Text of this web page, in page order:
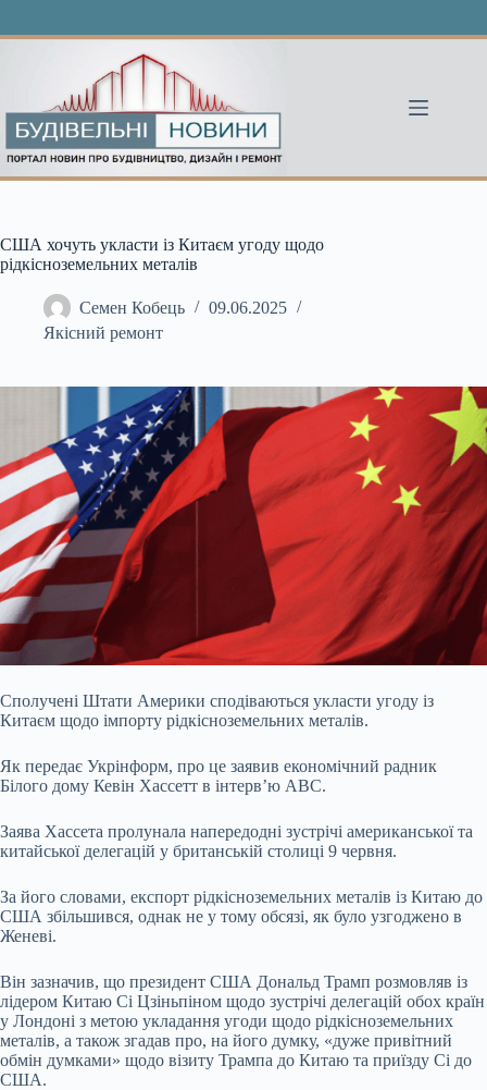
США хочуть укласти із Китаєм угоду щодо
рідкісноземельних металів
Семен Кобець
09.06.2025
Якісний ремонт
Сполучені Штати Америки сподіваються укласти угоду із
Китаєм щодо імпорту рідкісноземельних металів.
Як передає Укрінформ, про це заявив економічний радник
Білого дому Кевін Хассетт в інтерв’ю АВС.
Заява Хассета пролунала напередодні зустрічі американської та
китайської делегацій у британській столиці 9 червня.
За його словами, експорт рідкісноземельних металів із Китаю до
США збільшився, однак не у тому обсязі, як було узгоджено в
Женеві.
Він зазначив, що президент США Дональд Трамп розмовляв із
лідером Китаю Сі Цзіньпіном щодо зустрічі делегацій обох країн
у Лондоні з метою укладання угоди щодо рідкісноземельних
металів, а також згадав про, на його думку, «дуже привітний
обмін думками» щодо візиту Трампа до Китаю та приїзду Сі до
США.